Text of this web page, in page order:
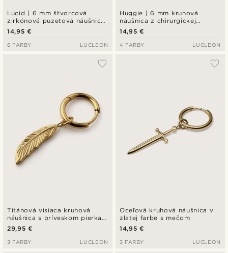
Lucid | 6 mm štvorcová
zirkónová puzetová náušnica
v zlatom tóne z mincového
striebra 925
14,95 €
6 FARBY LUCLEON
Huggie | 6 mm kruhová
náušnica z chirurgickej
nehrdzavejúcej ocele v zlatej
farbe
14,95 €
4 FARBY LUCLEON
Titánová visiaca kruhová
náušnica s príveskom pierka v
zlatej farbe
29,95 €
3 FARBY LUCLEON
Oceľová kruhová náušnica v
zlatej farbe s mečom
14,95 €
3 FARBY LUCLEON